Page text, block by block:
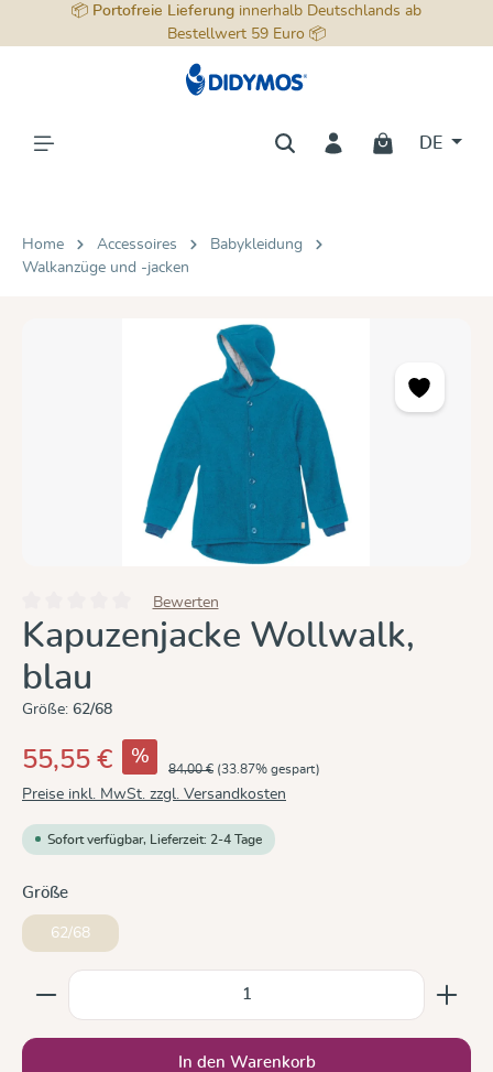
springen
📦 Portofreie Lieferung innerhalb Deutschlands ab
Bestellwert 59 Euro 📦
DE
Home Accessoires
Babykleidung
Walkanzüge und -jacken
Durchschnittliche Bewertung von 0 von 5 Sternen
Bewerten
Kapuzenjacke Wollwalk,
blau
Größe: 62/68
55,55 € %
84,00 € (33.87% gespart)
Preise inkl. MwSt. zzgl. Versandkosten
Sofort verfügbar, Lieferzeit: 2-4 Tage
Größeauswählen
62/68
Produkt Anzahl: Gib den gewünschten Wert ein
In den Warenkorb